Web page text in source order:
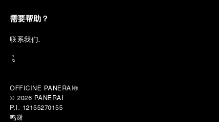
需要帮助？
联系我们.
OFFICINE PANERAI®
© 2026 PANERAI
P.I. 12155270155
鸣谢